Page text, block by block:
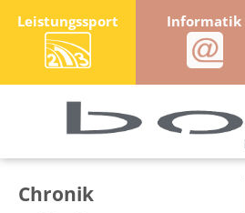
Leistungssport Informatik
Chronik